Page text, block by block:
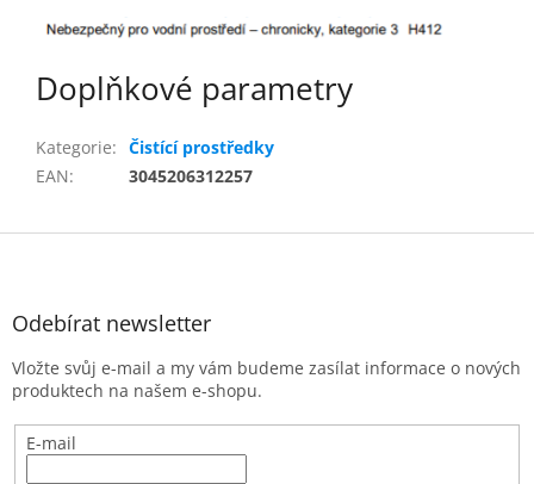
Doplňkové parametry
Kategorie: Čistící prostředky
EAN: 3045206312257
Z
Odebírat newsletter
Vložte svůj e-mail a my vám budeme zasílat informace o nových
produktech na našem e-shopu.
E-mail